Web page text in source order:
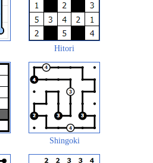
Hitori
Shingoki